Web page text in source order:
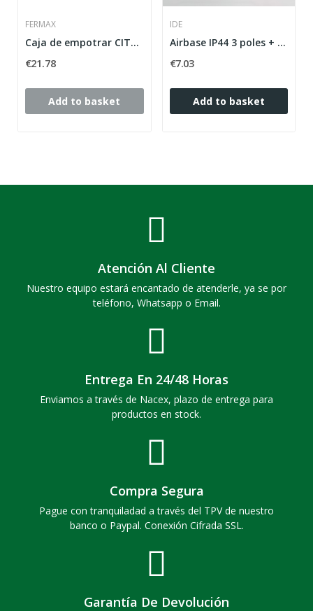
FERMAX
Caja de empotrar CITY KIT S4 FERMAX 8949
€21.78
Add to basket
IDE
Airbase IP44 3 poles + ground 380V 32A 6h red
€7.03
Add to basket
Atención Al Cliente
Nuestro equipo estará encantado de atenderle, ya se por
teléfono, Whatsapp o Email.
Entrega En 24/48 Horas
Enviamos a través de Nacex, plazo de entrega para
productos en stock.
Compra Segura
Pague con tranquiladad a través del TPV de nuestro
banco o Paypal. Conexión Cifrada SSL.
Garantía De Devolución